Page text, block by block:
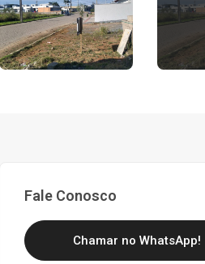
Fale Conosco
Chamar no WhatsApp!